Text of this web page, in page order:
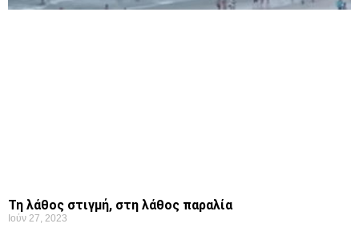
Τη λάθος στιγμή, στη λάθος παραλία
Ιούν 27, 2023